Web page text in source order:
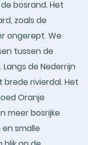
bosrand. Het
zoals de
ongerept. We
tussen de
de Nederrijn
rivierdal. Het
Oranje
meer bosrijke
smalle